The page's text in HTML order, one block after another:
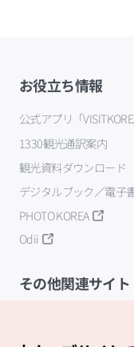
お役立ち情報
公式アプリ「
1330観光通訳案内
観光資料ダウンロード
デジタルブック／電子
PHOTO KOREA
Odii
その他関連サイト